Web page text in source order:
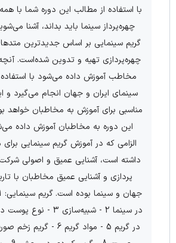
با استفاده از مطالب این دوره شما با
چهره‌­پرداز سینما باید بداند، آشنا
گریم سینمایی بر اساس جدید­ترین
چهره‌­پردازی تهیه و تدوین شده‌است.
مخاطب آموزش داده می­‌شود با استفاده
سینمای ایران و جهان انجام می­‌گیرد و
مناسبی برای آموزش به مخاطبان خواهد
این دوره به مخاطبان آموزش داده
الزامی که در آموزش گریم سینمایی
داشته است، آشنایی عمیق و اصولی
پردازی و آشنایی عمیق مخاطبان با